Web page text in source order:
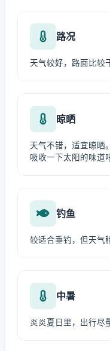
路况
天气较好，路面比较
晾晒
天气不错，适宜晾晒
吸收一下太阳的味道
钓鱼
较适合垂钓，但天气
中暑
炎炎夏日里，出行尽